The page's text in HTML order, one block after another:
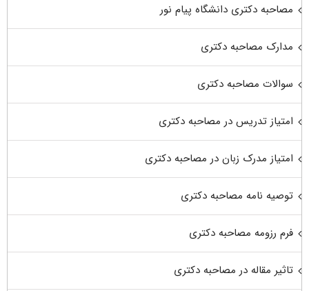
مصاحبه دکتری دانشگاه پیام نور
مدارک مصاحبه دکتری
سوالات مصاحبه دکتری
امتیاز تدریس در مصاحبه دکتری
امتیاز مدرک زبان در مصاحبه دکتری
توصیه نامه مصاحبه دکتری
فرم رزومه مصاحبه دکتری
تاثیر مقاله در مصاحبه دکتری